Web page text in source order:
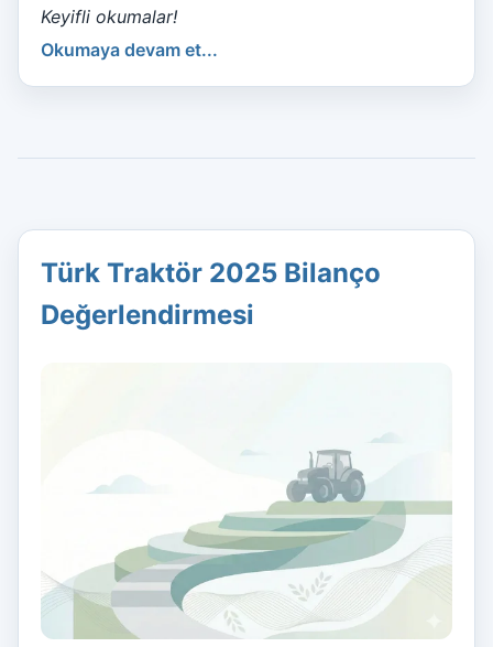
Keyifli okumalar!
Okumaya devam et...
Türk Traktör 2025 Bilanço
Değerlendirmesi